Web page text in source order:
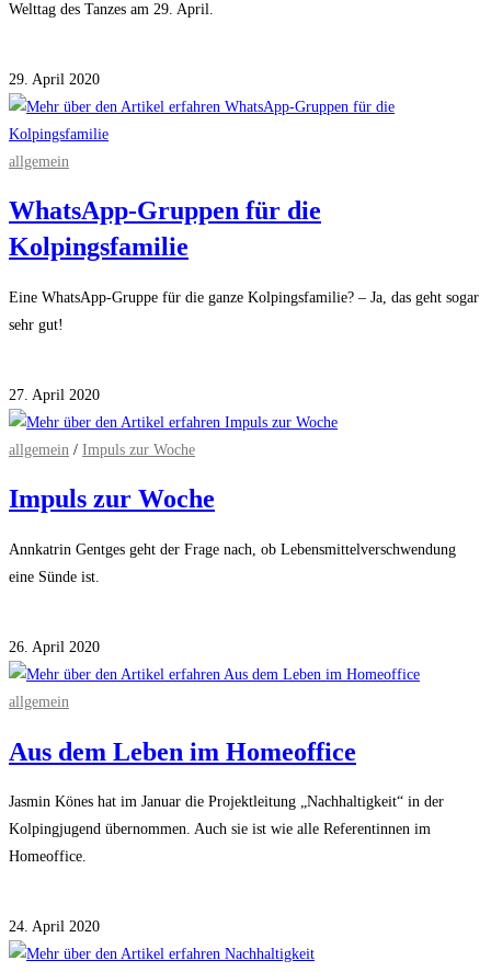
Welttag des Tanzes am 29. April.
29. April 2020
allgemein
WhatsApp-Gruppen für die
Kolpingsfamilie
Eine WhatsApp-Gruppe für die ganze Kolpingsfamilie? – Ja, das geht sogar
sehr gut!
27. April 2020
allgemein / Impuls zur Woche
Impuls zur Woche
Annkatrin Gentges geht der Frage nach, ob Lebensmittelverschwendung
eine Sünde ist.
26. April 2020
allgemein
Aus dem Leben im Homeoffice
Jasmin Könes hat im Januar die Projektleitung „Nachhaltigkeit“ in der
Kolpingjugend übernommen. Auch sie ist wie alle Referentinnen im
Homeoffice.
24. April 2020